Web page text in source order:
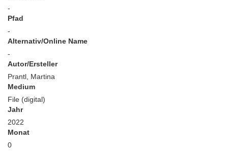
-
Pfad
-
Alternativ/Online Name
-
Autor/Ersteller
Prantl, Martina
Medium
File (digital)
Jahr
2022
Monat
0